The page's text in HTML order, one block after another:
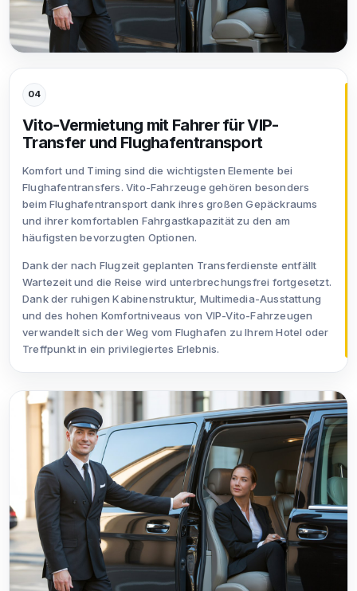
04
Vito-Vermietung mit Fahrer für VIP-
Transfer und Flughafentransport
Komfort und Timing sind die wichtigsten Elemente bei
Flughafentransfers. Vito-Fahrzeuge gehören besonders
beim Flughafentransport dank ihres großen Gepäckraums
und ihrer komfortablen Fahrgastkapazität zu den am
häufigsten bevorzugten Optionen.
Dank der nach Flugzeit geplanten Transferdienste entfällt
Wartezeit und die Reise wird unterbrechungsfrei fortgesetzt.
Dank der ruhigen Kabinenstruktur, Multimedia-Ausstattung
und des hohen Komfortniveaus von VIP-Vito-Fahrzeugen
verwandelt sich der Weg vom Flughafen zu Ihrem Hotel oder
Treffpunkt in ein privilegiertes Erlebnis.